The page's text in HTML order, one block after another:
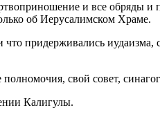
и все обряды и
об Иерусалимском Храме.
придерживались иудаизма,
свой совет,
Калигулы.